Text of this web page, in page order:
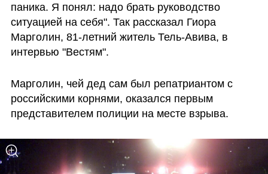
паника. Я понял: надо брать руководство
ситуацией на себя". Так рассказал Гиора
Марголин, 81-летний житель Тель-Авива, в
интервью "Вестям".
Марголин, чей дед сам был репатриантом с
российскими корнями, оказался первым
представителем полиции на месте взрыва.